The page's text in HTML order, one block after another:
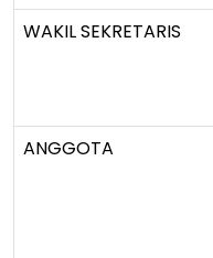
WAKIL SEKRETARIS
ANGGOTA